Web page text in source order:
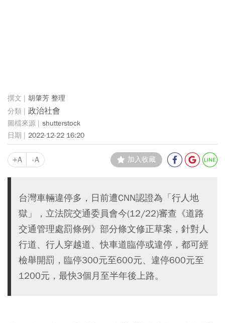
胡肇芳 整理
政治社會
shutterstock
2022-12-22 16:20
+A -A 加入收藏
台灣車輛違停多，日前遭CNN認證為「行人地
獄」，立法院交通委員會今(12/22)審查《道路
交通管理處罰條例》部分條文修正草案，針對人
行道、行人穿越道、快車道臨停或違停，都可經
檢舉開罰，臨停300元至600元、違停600元至
1200元，最快3個月至半年後上路。